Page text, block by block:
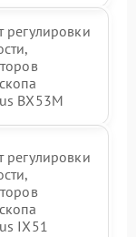
регулировки
BX53M
регулировки
IX51